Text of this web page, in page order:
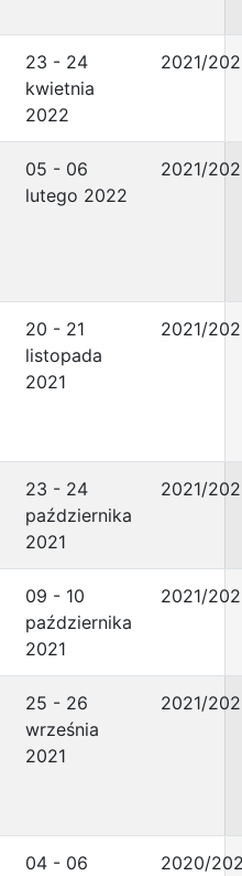
23 - 24
kwietnia
2022
2021/
05 - 06
lutego 2022
2021/
20 - 21
listopada
2021
2021/
23 - 24
października
2021
2021/
09 - 10
października
2021
2021/
25 - 26
września
2021
2021/
04 - 06
2020/